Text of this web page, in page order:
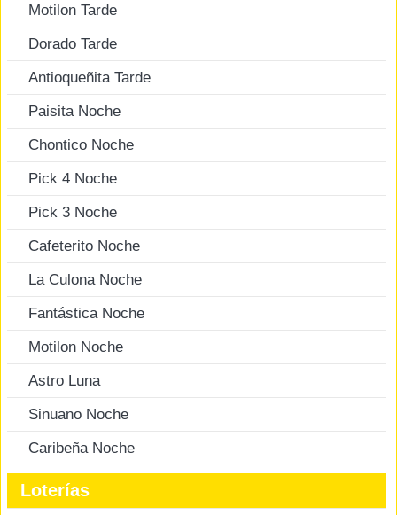
Motilon Tarde
Dorado Tarde
Antioqueñita Tarde
Paisita Noche
Chontico Noche
Pick 4 Noche
Pick 3 Noche
Cafeterito Noche
La Culona Noche
Fantástica Noche
Motilon Noche
Astro Luna
Sinuano Noche
Caribeña Noche
Loterías